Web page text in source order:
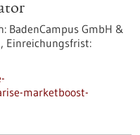
BadenCampus GmbH &
Einreichungsfrist:
marketboost-